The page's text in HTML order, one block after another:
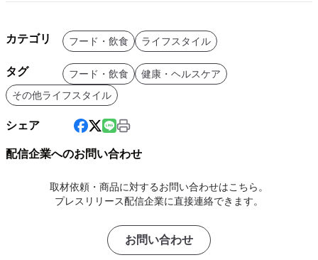
カテゴリ フード・飲食 ライフスタイル
タグ フード・飲食
健康・ヘルスケア
その他ライフスタイル
シェア
配信企業へのお問い合わせ
取材依頼・商品に対するお問い合わせはこちら。
プレスリリース配信企業に直接連絡できます。
お問い合わせ